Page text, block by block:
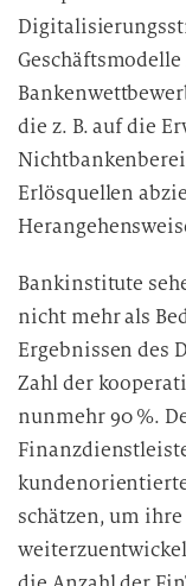
die z. B. auf die
Erlösquellen
Bankinstitute
nicht mehr als
Ergebnissen des
Zahl der
nunmehr 90 %.
schätzen, um